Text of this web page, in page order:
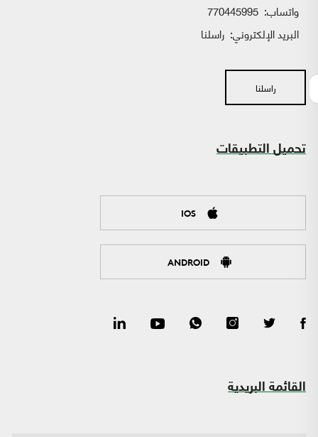
واتساب:
البريد الإلكتروني: راسلنا
راسلنا
تحميل التطبيقات
IOS
ANDROID
القائمة البريدية